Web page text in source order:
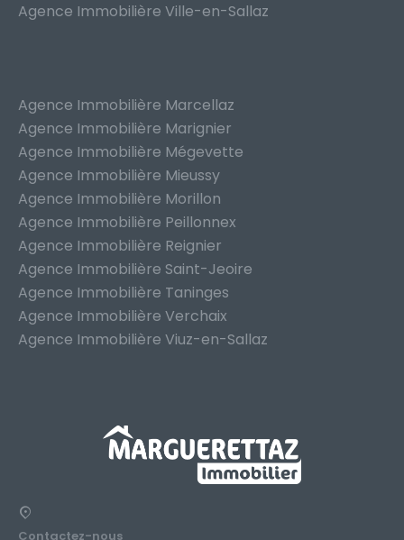
Agence Immobilière Ville-en-Sallaz
Agence Immobilière Marcellaz
Agence Immobilière Marignier
Agence Immobilière Mégevette
Agence Immobilière Mieussy
Agence Immobilière Morillon
Agence Immobilière Peillonnex
Agence Immobilière Reignier
Agence Immobilière Saint-Jeoire
Agence Immobilière Taninges
Agence Immobilière Verchaix
Agence Immobilière Viuz-en-Sallaz
Contactez-nous